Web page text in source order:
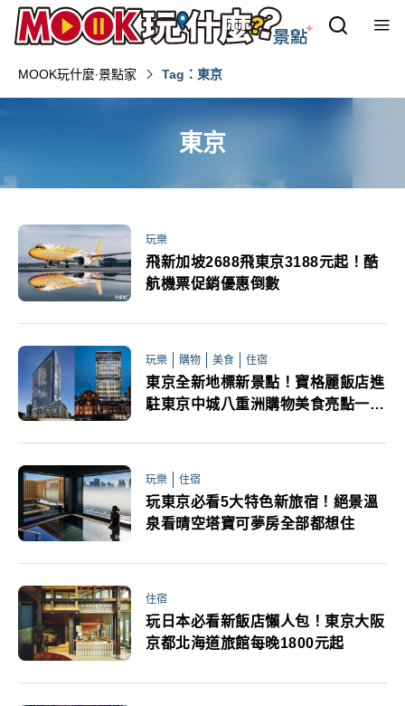
MOOK玩什麼‧景點家 Tag：東京
東京
玩樂
飛新加坡2688飛東京3188元起！酷
航機票促銷優惠倒數
玩樂 購物 美食 住宿
東京全新地標新景點！寶格麗飯店進
駐東京中城八重洲購物美食亮點一次
玩樂 住宿
玩東京必看5大特色新旅宿！絕景溫
泉看晴空塔寶可夢房全部都想住
住宿
玩日本必看新飯店懶人包！東京大阪
京都北海道旅館每晚1800元起